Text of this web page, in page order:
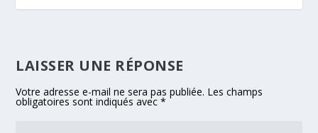
LAISSER UNE RÉPONSE
Votre adresse e-mail ne sera pas publiée. Les champs
obligatoires sont indiqués avec*